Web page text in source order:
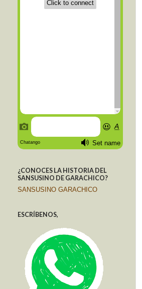
¿CONOCES LA HISTORIA DEL
SANSUSINO DE GARACHICO?
SANSUSINO GARACHICO
ESCRÍBENOS,